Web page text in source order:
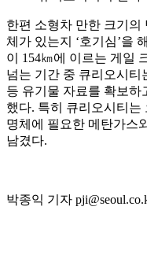
한편 소형차 만한 크기의
체가 있는지 ‘호기심’을
이 154㎞에 이르는 게일
넘는 기간 중 큐리오시
등 유기물 자료를 확보
했다. 특히 큐리오시티는
명체에 필요한 메탄가스
남겼다.
박종익 기자